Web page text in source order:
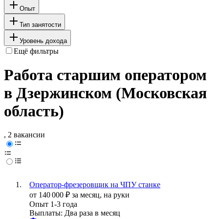
Опыт
Тип занятости
Уровень дохода
Ещё фильтры
Работа старшим оператором
в Дзержинском (Московская
область)
, 2 вакансии
Оператор-фрезеровщик на ЧПУ станке
от 140 000 ₽ за месяц, на руки
Опыт 1-3 года
Выплаты: Два раза в месяц